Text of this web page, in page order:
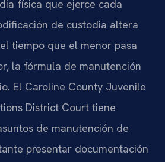
física que ejerce cada
de custodia altera
tiempo que el menor pasa
la fórmula de manutención
El Caroline County Juvenile
District Court tiene
de manutención de
presentar documentación